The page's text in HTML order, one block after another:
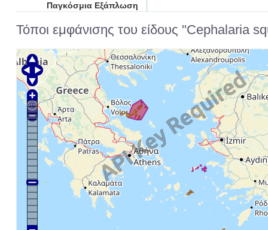
Παγκόσμια Εξάπλωση
Τόποι εμφάνισης του είδους "Cephalaria